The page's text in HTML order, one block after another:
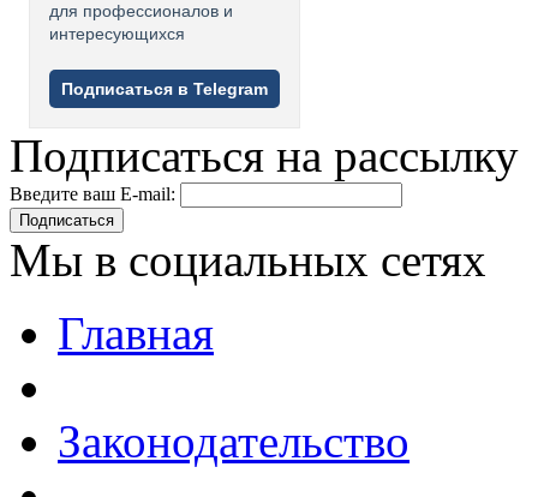
для профессионалов и
интересующихся
Подписаться в Telegram
Подписаться на рассылку
Введите ваш E-mail:
Подписаться
Мы в социальных сетях
Главная
Законодательство